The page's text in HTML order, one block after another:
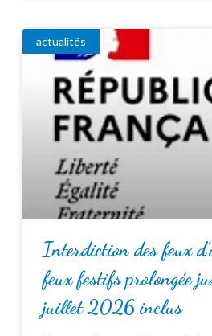
actualités
Interdiction des feux
feux festifs prolongée
juillet 2026 inclus